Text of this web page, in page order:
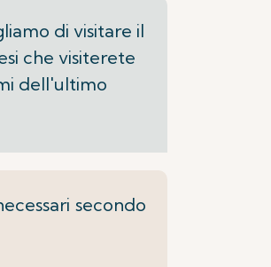
di visitare il
che visiterete
dell'ultimo
secondo